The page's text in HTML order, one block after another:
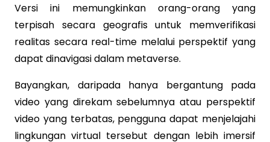
Versi ini memungkinkan orang-orang yang
terpisah secara geografis untuk memverifikasi
realitas secara real-time melalui perspektif yang
dapat dinavigasi dalam metaverse.
Bayangkan, daripada hanya bergantung pada
video yang direkam sebelumnya atau perspektif
video yang terbatas, pengguna dapat menjelajahi
lingkungan virtual tersebut dengan lebih imersif